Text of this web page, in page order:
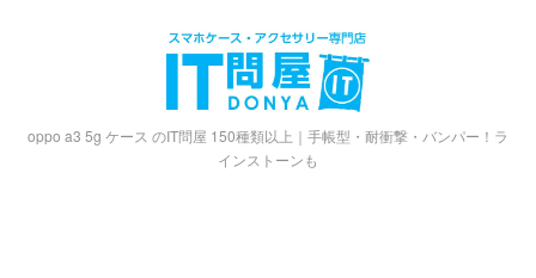
oppo a3 5g ケース のIT問屋 150種類以上｜手帳型・耐衝撃・バンパー！ラ
インストーンも